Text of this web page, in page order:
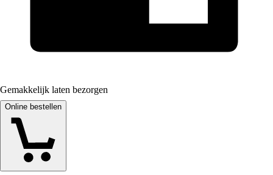
Gemakkelijk laten bezorgen
Online bestellen